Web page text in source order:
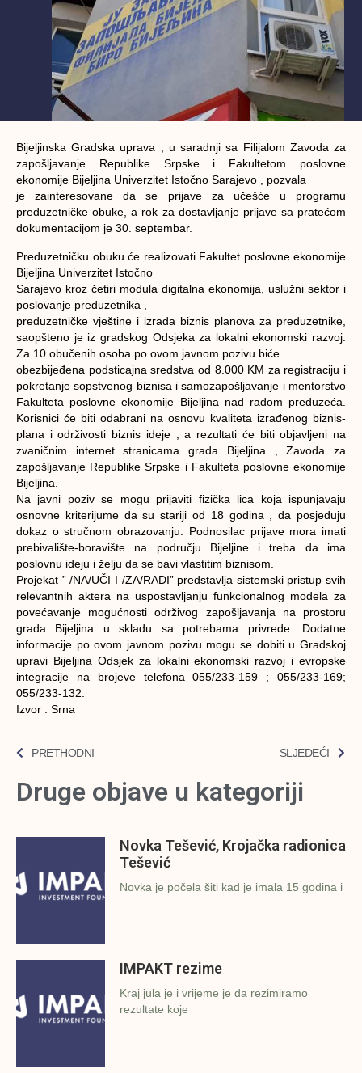
Bijeljinska Gradska uprava , u saradnji sa Filijalom Zavoda za
zapošljavanje Republike Srpske i Fakultetom poslovne
ekonomije Bijeljina Univerzitet Istočno Sarajevo , pozvala
je zainteresovane da se prijave za učešće u programu
preduzetničke obuke, a rok za dostavljanje prijave sa pratećom
dokumentacijom je 30. septembar.
Preduzetničku obuku će realizovati Fakultet poslovne ekonomije
Bijeljina Univerzitet Istočno
Sarajevo kroz četiri modula digitalna ekonomija, uslužni sektor i
poslovanje preduzetnika ,
preduzetničke vještine i izrada biznis planova za preduzetnike,
saopšteno je iz gradskog Odsjeka za lokalni ekonomski razvoj.
Za 10 obučenih osoba po ovom javnom pozivu biće
obezbijeđena podsticajna sredstva od 8.000 KM za registraciju i
pokretanje sopstvenog biznisa i samozapošljavanje i mentorstvo
Fakulteta poslovne ekonomije Bijeljina nad radom preduzeća.
Korisnici će biti odabrani na osnovu kvaliteta izrađenog biznis-
plana i održivosti biznis ideje , a rezultati će biti objavljeni na
zvaničnim internet stranicama grada Bijeljina , Zavoda za
zapošljavanje Republike Srpske i Fakulteta poslovne ekonomije
Bijeljina.
Na javni poziv se mogu prijaviti fizička lica koja ispunjavaju
osnovne kriterijume da su stariji od 18 godina , da posjeduju
dokaz o stručnom obrazovanju. Podnosilac prijave mora imati
prebivalište-boravište na području Bijeljine i treba da ima
poslovnu ideju i želju da se bavi vlastitim biznisom.
Projekat ” /NA/UČI I /ZA/RADI” predstavlja sistemski pristup svih
relevantnih aktera na uspostavljanju funkcionalnog modela za
povećavanje mogućnosti održivog zapošljavanja na prostoru
grada Bijeljina u skladu sa potrebama privrede. Dodatne
informacije po ovom javnom pozivu mogu se dobiti u Gradskoj
upravi Bijeljina Odsjek za lokalni ekonomski razvoj i evropske
integracije na brojeve telefona 055/233-159 ; 055/233-169;
055/233-132.
Izvor : Srna
PRETHODNI SLJEDEĆI
Druge objave u kategoriji
Novka Tešević, Krojačka radionica
Tešević
Novka je počela šiti kad je imala 15 godina i
IMPAKT rezime
Kraj jula je i vrijeme je da rezimiramo
rezultate koje